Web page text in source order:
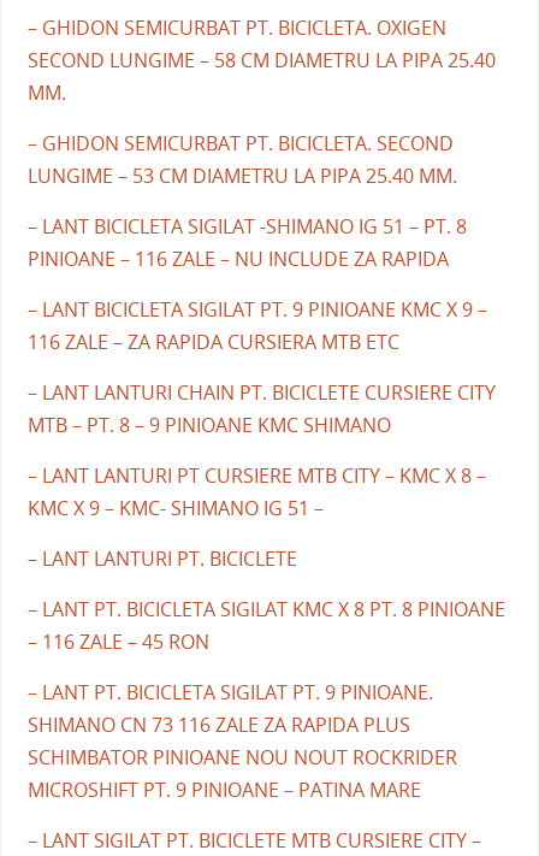
– GHIDON SEMICURBAT PT. BICICLETA. OXIGEN
SECOND LUNGIME – 58 CM DIAMETRU LA PIPA 25.40
MM.
– GHIDON SEMICURBAT PT. BICICLETA. SECOND
LUNGIME – 53 CM DIAMETRU LA PIPA 25.40 MM.
– LANT BICICLETA SIGILAT -SHIMANO IG 51 – PT. 8
PINIOANE – 116 ZALE – NU INCLUDE ZA RAPIDA
– LANT BICICLETA SIGILAT PT. 9 PINIOANE KMC X 9 –
116 ZALE – ZA RAPIDA CURSIERA MTB ETC
– LANT LANTURI CHAIN PT. BICICLETE CURSIERE CITY
MTB – PT. 8 – 9 PINIOANE KMC SHIMANO
– LANT LANTURI PT CURSIERE MTB CITY – KMC X 8 –
KMC X 9 – KMC- SHIMANO IG 51 –
– LANT LANTURI PT. BICICLETE
– LANT PT. BICICLETA SIGILAT KMC X 8 PT. 8 PINIOANE
– 116 ZALE – 45 RON
– LANT PT. BICICLETA SIGILAT PT. 9 PINIOANE.
SHIMANO CN 73 116 ZALE ZA RAPIDA PLUS
SCHIMBATOR PINIOANE NOU NOUT ROCKRIDER
MICROSHIFT PT. 9 PINIOANE – PATINA MARE
– LANT SIGILAT PT. BICICLETE MTB CURSIERE CITY –